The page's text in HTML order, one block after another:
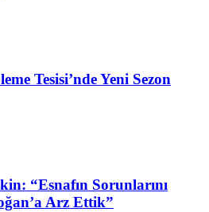
Tesisi’nde Yeni Sezon
“Esnafın Sorunlarını
Arz Ettik”